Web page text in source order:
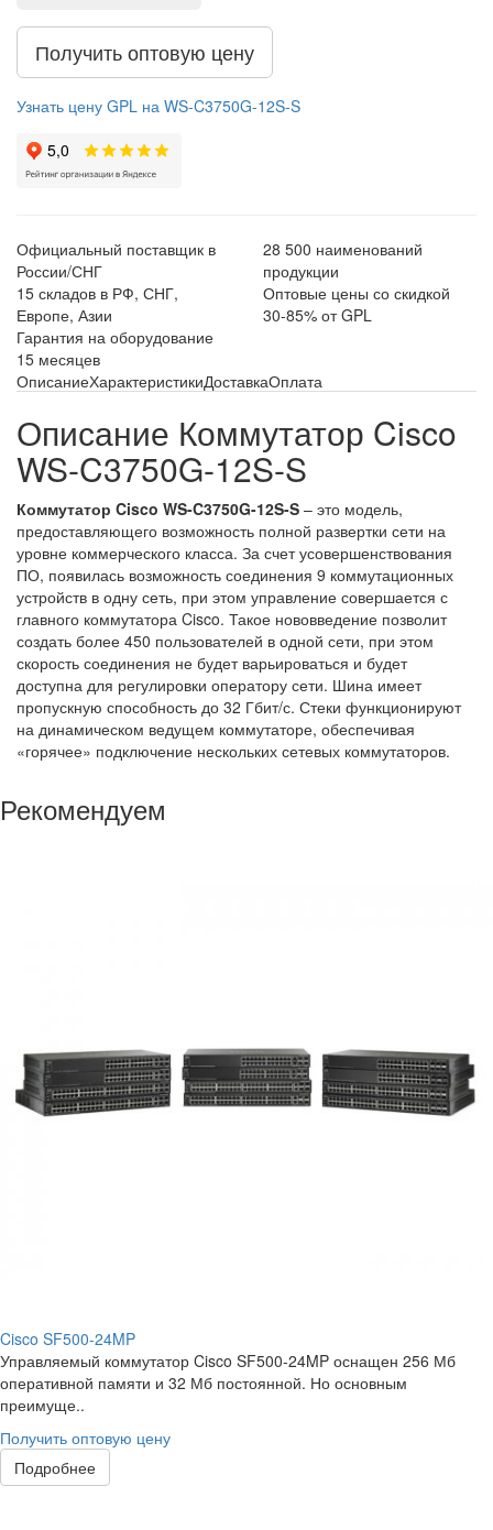
Получить оптовую цену
Узнать цену GPL на WS-C3750G-12S-S
Официальный поставщик в
России/СНГ
28 500 наименований
продукции
15 складов в РФ, СНГ,
Европе, Азии
Оптовые цены со скидкой
30-85% от GPL
Гарантия на оборудование
15 месяцев
ОписаниеХарактеристикиДоставкаОплата
Описание Коммутатор Cisco
WS-C3750G-12S-S
Коммутатор Cisco WS-C3750G-12S-S – это модель,
предоставляющего возможность полной развертки сети на
уровне коммерческого класса. За счет усовершенствования
ПО, появилась возможность соединения 9 коммутационных
устройств в одну сеть, при этом управление совершается с
главного коммутатора Cisco. Такое нововведение позволит
создать более 450 пользователей в одной сети, при этом
скорость соединения не будет варьироваться и будет
доступна для регулировки оператору сети. Шина имеет
пропускную способность до 32 Гбит/с. Стеки функционируют
на динамическом ведущем коммутаторе, обеспечивая
«горячее» подключение нескольких сетевых коммутаторов.
Рекомендуем
Cisco SF500-24MP
Управляемый коммутатор Cisco SF500-24MP оснащен 256 Мб
оперативной памяти и 32 Мб постоянной. Но основным
преимуще..
Получить оптовую цену
Подробнее